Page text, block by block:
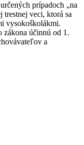
prípadoch „na
trestnej veci, ktorá sa
vysokoškolákmi.
zákona účinnú od 1.
a